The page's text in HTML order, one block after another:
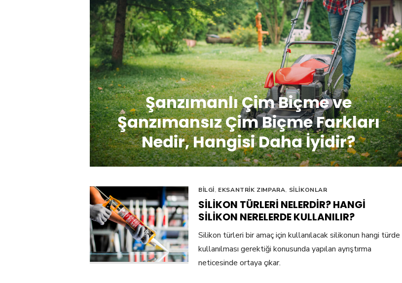
Şanzımanlı Çim Biçme ve
Şanzımansız Çim Biçme Farkları
Nedir, Hangisi Daha İyidir?
BILGI, EKSANTRIK ZIMPARA, SILIKONLAR
SILIKON TÜRLERI NELERDIR? HANGI
SILIKON NERELERDE KULLANILIR?
Silikon türleri bir amaç için kullanılacak silikonun hangi türde
kullanılması gerektiği konusunda yapılan ayrıştırma
neticesinde ortaya çıkar.